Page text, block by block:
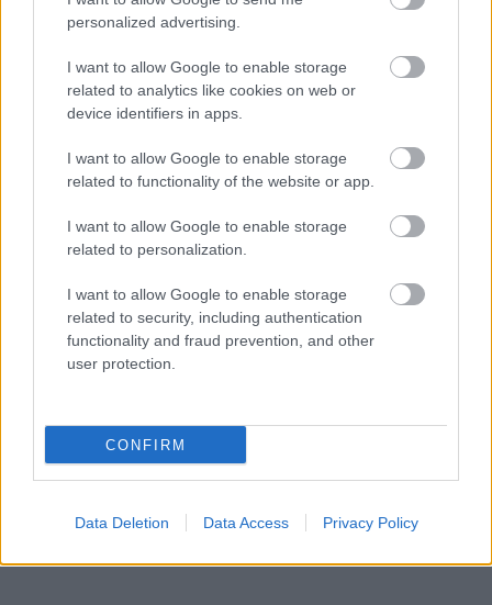
personalized advertising.
I want to allow Google to enable storage
related to analytics like cookies on web or
device identifiers in apps.
I want to allow Google to enable storage
related to functionality of the website or app.
I want to allow Google to enable storage
related to personalization.
I want to allow Google to enable storage
related to security, including authentication
functionality and fraud prevention, and other
user protection.
CONFIRM
Data Deletion Data Access Privacy Policy
«Εγώ είμαι η ανάπηρη, αυτοί είναι οι μ***ες» –
Η Maria Rolls χωρίς φίλτρο
με τον